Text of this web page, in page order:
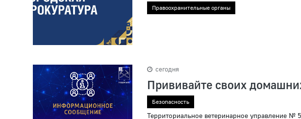
Правоохранительные органы
сегодня
Прививайте своих
Безопасность
Территориальное ветеринарное управление №